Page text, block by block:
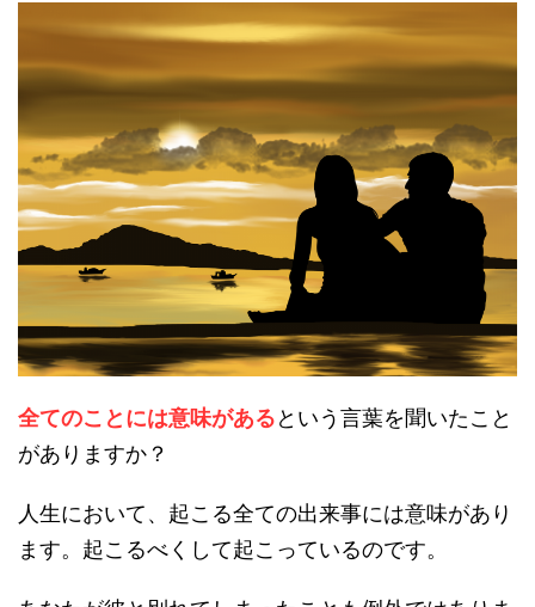
全てのことには意味があるという言葉を聞いたこと
がありますか？
人生において、起こる全ての出来事には意味があり
ます。起こるべくして起こっているのです。